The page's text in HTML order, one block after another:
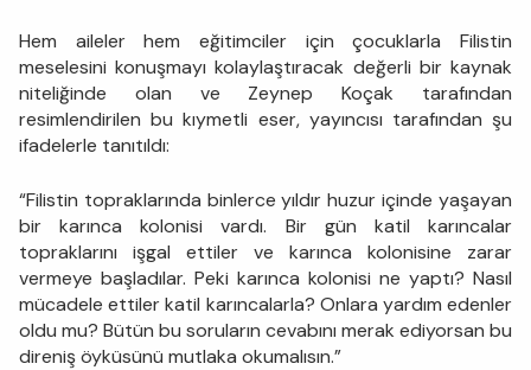
Hem aileler hem eğitimciler için çocuklarla Filistin
meselesini konuşmayı kolaylaştıracak değerli bir kaynak
niteliğinde olan ve Zeynep Koçak tarafından
resimlendirilen bu kıymetli eser, yayıncısı tarafından şu
ifadelerle tanıtıldı:
“Filistin topraklarında binlerce yıldır huzur içinde yaşayan
bir karınca kolonisi vardı. Bir gün katil karıncalar
topraklarını işgal ettiler ve karınca kolonisine zarar
vermeye başladılar. Peki karınca kolonisi ne yaptı? Nasıl
mücadele ettiler katil karıncalarla? Onlara yardım edenler
oldu mu? Bütün bu soruların cevabını merak ediyorsan bu
direniş öyküsünü mutlaka okumalısın.”